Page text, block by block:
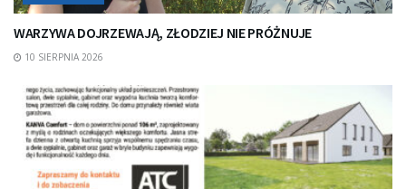
WARZYWA DOJRZEWAJĄ, ZŁODZIEJ NIE PRÓŻNUJE
10 SIERPNIA 2026